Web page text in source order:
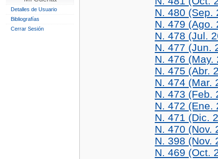
Detalles de Usuario
Bibliografías
Cerrar Sesión
N. 480 (Sep.
N. 479 (Ago.
N. 478 (Jul.
N. 477 (Jun.
N. 476 (May.
N. 475 (Abr.
N. 474 (Mar.
N. 473 (Feb.
N. 472 (Ene.
N. 471 (Dic.
N. 470 (Nov.
N. 398 (Nov.
N. 469 (Oct.